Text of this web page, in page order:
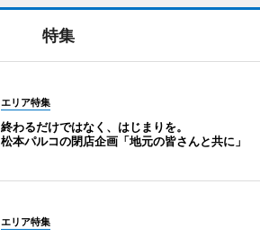
特集
エリア特集
終わるだけではなく、はじまりを。
松本パルコの閉店企画「地元の皆さんと共に」
エリア特集